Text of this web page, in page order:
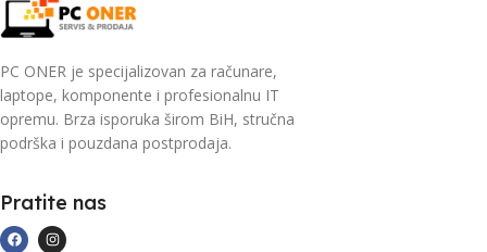
PC ONER je specijalizovan za računare,
laptope, komponente i profesionalnu IT
opremu. Brza isporuka širom BiH, stručna
podrška i pouzdana postprodaja.
Pratite nas